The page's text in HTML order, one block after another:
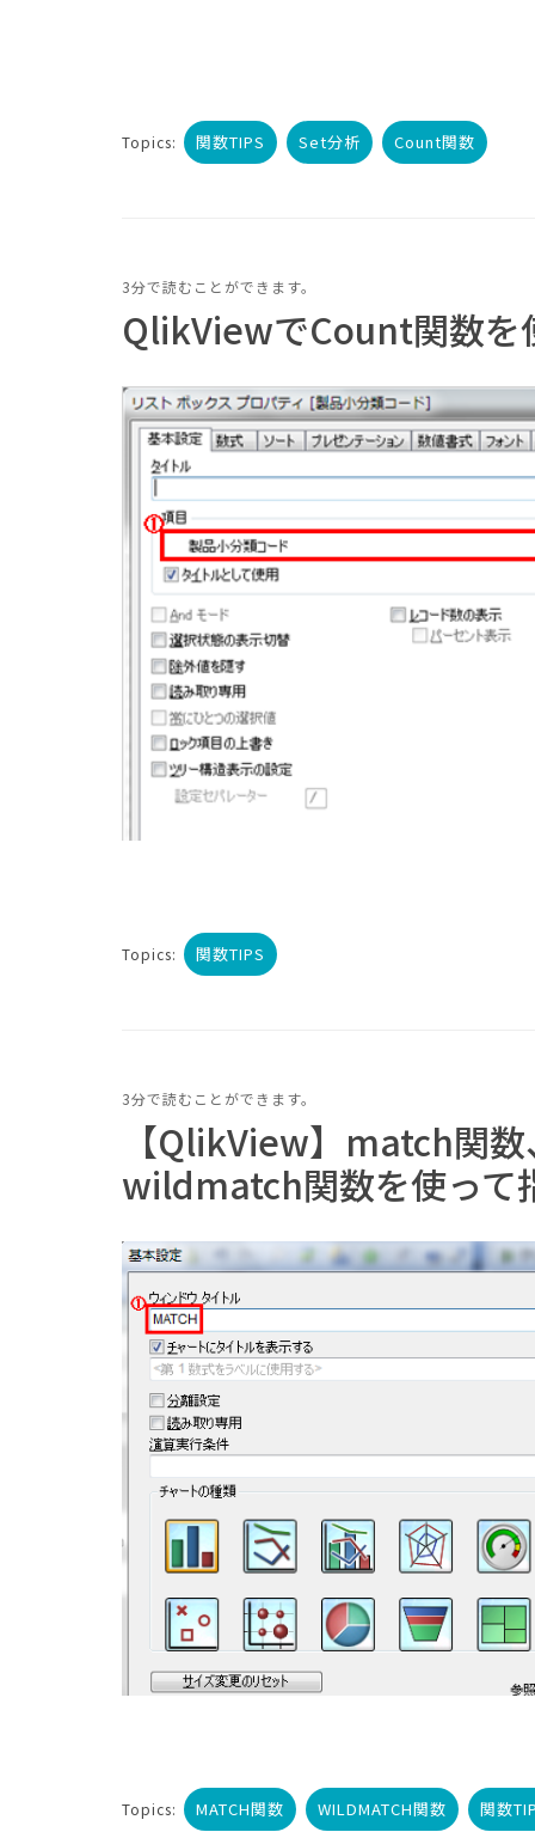
Topics: 関数TIPS Set分析 Count関数
3分で読むことができます。
QlikViewでCount関数を
Topics: 関数TIPS
3分で読むことができます。
【QlikView】match関
wildmatch関数を使って
Topics: MATCH関数 WILDMATCH関数 関数